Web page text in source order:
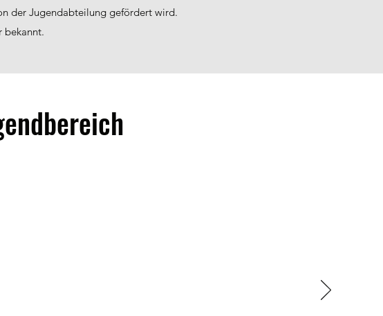
der Jugendabteilung gefördert wird.
bekannt.